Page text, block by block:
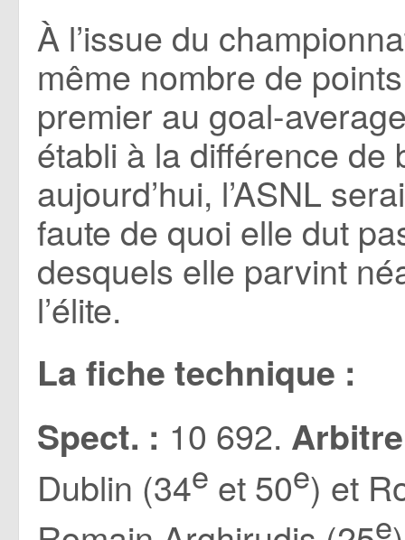
À l’issue du
même nombre de
premier au goal-
établi à la différence de
aujourd’hui, l’ASNL
faute de quoi elle dut
desquels elle parvint
l’élite.
La fiche technique :
Spect. : 10 692.
Dublin (34e et 50e) et
e